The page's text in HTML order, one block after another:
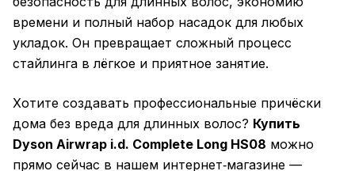
времени и полный набор насадок для любых
укладок. Он превращает сложный процесс
стайлинга в лёгкое и приятное занятие.
Хотите создавать профессиональные причёски
дома без вреда для длинных волос? Купить
Dyson Airwrap i.d. Complete Long HS08 можно
прямо сейчас в нашем интернет‑магазине —